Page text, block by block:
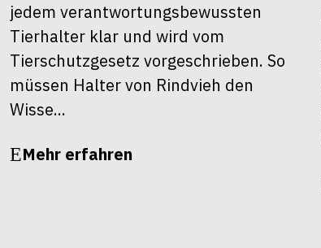
jedem verantwortungsbewussten
Tierhalter klar und wird vom
Tierschutzgesetz vorgeschrieben. So
müssen Halter von Rindvieh den
Wisse...
Mehr erfahren